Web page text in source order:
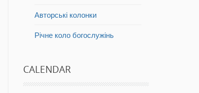
Авторські колонки
Річне коло богослужінь
CALENDAR